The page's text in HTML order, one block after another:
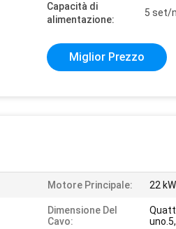
Capacità di
alimentazione:
5 set/
Miglior Prezzo
Motore Principale: 22 kW
Dimensione Del
Cavo: